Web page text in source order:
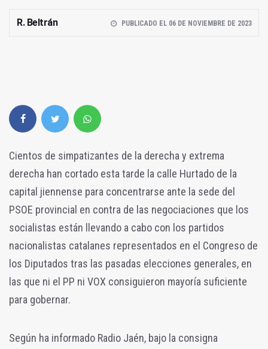
R. Beltrán PUBLICADO EL 06 DE NOVIEMBRE DE 2023
Cientos de simpatizantes de la derecha y extrema
derecha han cortado esta tarde la calle Hurtado de la
capital jiennense para concentrarse ante la sede del
PSOE provincial en contra de las negociaciones que los
socialistas están llevando a cabo con los partidos
nacionalistas catalanes representados en el Congreso de
los Diputados tras las pasadas elecciones generales, en
las que ni el PP ni VOX consiguieron mayoría suficiente
para gobernar.
Según ha informado Radio Jaén, bajo la consigna